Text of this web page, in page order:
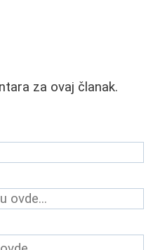
za ovaj članak.